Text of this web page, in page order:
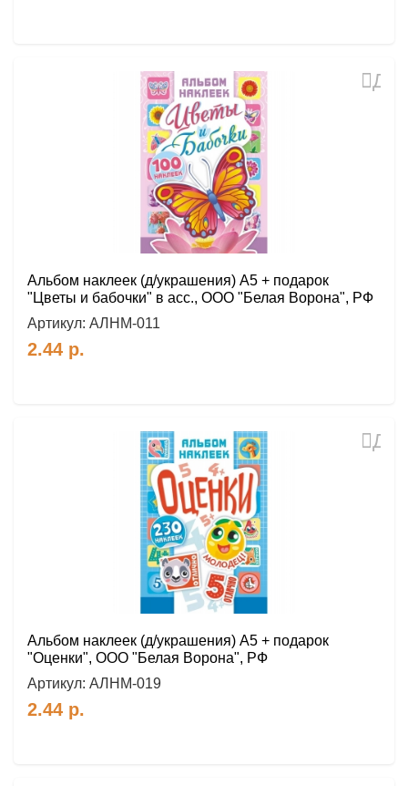
Альбом наклеек (д/украшения) А5 + подарок
"Цветы и бабочки" в асс., ООО "Белая Ворона", РФ
Артикул: АЛНМ-011
2.44 р.
Альбом наклеек (д/украшения) А5 + подарок
"Оценки", ООО "Белая Ворона", РФ
Артикул: АЛНМ-019
2.44 р.